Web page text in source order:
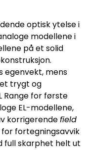
optisk ytelse i
modellene i
på et solid
egenvekt, mens
trygt og
Range for første
EL-modellene,
korrigerendefield
fortegningsavvik
full skarphet helt ut